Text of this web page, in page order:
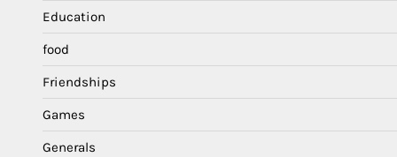
Education
food
Friendships
Games
Generals